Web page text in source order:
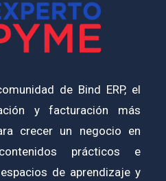
de Bind ERP, el
y facturación más
crecer un negocio en
prácticos e
de aprendizaje y